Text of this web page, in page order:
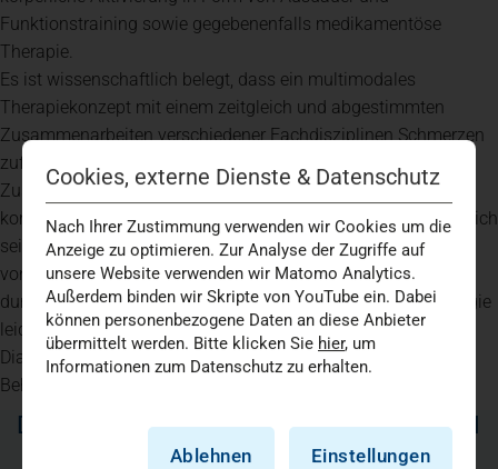
Funktionstraining sowie gegebenenfalls medikamentöse
Therapie.
Es ist wissenschaftlich belegt, dass ein multimodales
Therapiekonzept mit einem zeitgleich und abgestimmten
Zusammenarbeiten verschiedener Fachdisziplinen Schmerzen
zufriedenstellend reduzieren kann.
Zusammenfassend kann man sagen, Fibromyalgie ist eine
komplexe Erkrankung, die von Person zu Person unterschiedlich
sein kann. Es ist wichtig, dass die Diagnose und Behandlung
von einem qualifizierten Arzt, oder einer qualifizierten Ärztin
durchgeführt wird. Wenn Sie glauben, dass Sie an Fibromyalgie
leiden, suchen Sie uns gerne auf. Wir bieten die benötigten
Diagnostikmethoden und können Ihnen die komplexe
Behandlung bieten, die diese Erkrankung erfordert.
DAS KÖNNTE SIE AUCH INTERESSIEREN
Cookies, externe Dienste & Datenschutz
Nach Ihrer Zustimmung verwenden wir Cookies um die
Anzeige zu optimieren. Zur Analyse der Zugriffe auf
unsere Website verwenden wir Matomo Analytics.
Außerdem binden wir Skripte von YouTube ein. Dabei
können personenbezogene Daten an diese Anbieter
übermittelt werden. Bitte klicken Sie hier, um
Informationen zum Datenschutz zu erhalten.
Ablehnen Einstellungen